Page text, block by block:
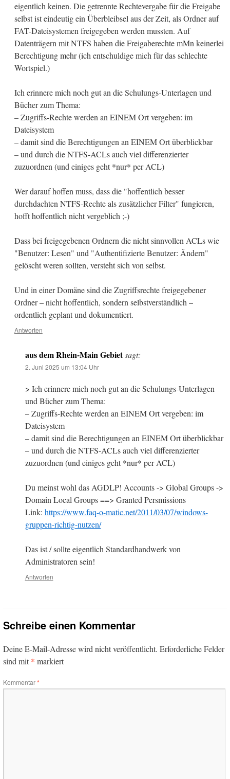
eigentlich keinen. Die getrennte Rechtevergabe für die Freigabe
selbst ist eindeutig ein Überbleibsel aus der Zeit, als Ordner auf
FAT-Dateisystemen freigegeben werden mussten. Auf
Datenträgern mit NTFS haben die Freigaberechte mMn keinerlei
Berechtigung mehr (ich entschuldige mich für das schlechte
Wortspiel.)
Ich erinnere mich noch gut an die Schulungs-Unterlagen und
Bücher zum Thema:
– Zugriffs-Rechte werden an EINEM Ort vergeben: im
Dateisystem
– damit sind die Berechtigungen an EINEM Ort überblickbar
– und durch die NTFS-ACLs auch viel differenzierter
zuzuordnen (und einiges geht *nur* per ACL)
Wer darauf hoffen muss, dass die "hoffentlich besser
durchdachten NTFS-Rechte als zusätzlicher Filter" fungieren,
hofft hoffentlich nicht vergeblich ;-)
Dass bei freigegebenen Ordnern die nicht sinnvollen ACLs wie
"Benutzer: Lesen" und "Authentifizierte Benutzer: Ändern"
gelöscht weren sollten, versteht sich von selbst.
Und in einer Domäne sind die Zugriffsrechte freigegebener
Ordner – nicht hoffentlich, sondern selbstverständlich –
ordentlich geplant und dokumentiert.
Antworten
aus dem Rhein-Main Gebiet sagt:
2. Juni 2025 um 13:04 Uhr
> Ich erinnere mich noch gut an die Schulungs-Unterlagen
und Bücher zum Thema:
– Zugriffs-Rechte werden an EINEM Ort vergeben: im
Dateisystem
– damit sind die Berechtigungen an EINEM Ort überblickbar
– und durch die NTFS-ACLs auch viel differenzierter
zuzuordnen (und einiges geht *nur* per ACL)
Du meinst wohl das AGDLP! Accounts -> Global Groups ->
Domain Local Groups ==> Granted Persmissions
Link: https://www.faq-o-matic.net/2011/03/07/windows-
gruppen-richtig-nutzen/
Das ist / sollte eigentlich Standardhandwerk von
Administratoren sein!
Antworten
Schreibe einen Kommentar
Deine E-Mail-Adresse wird nicht veröffentlicht. Erforderliche Felder
sind mit* markiert
Kommentar*